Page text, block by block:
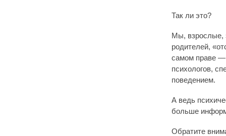
Так ли это?
Мы, взрослые,
родителей,
самом праве —
психологов,
поведением.
А ведь
больше
Обратите